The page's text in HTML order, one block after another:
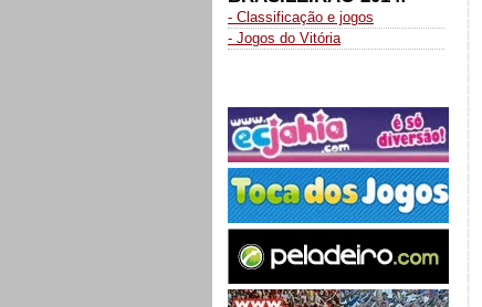
- Classificação e jogos
- Jogos do Vitória